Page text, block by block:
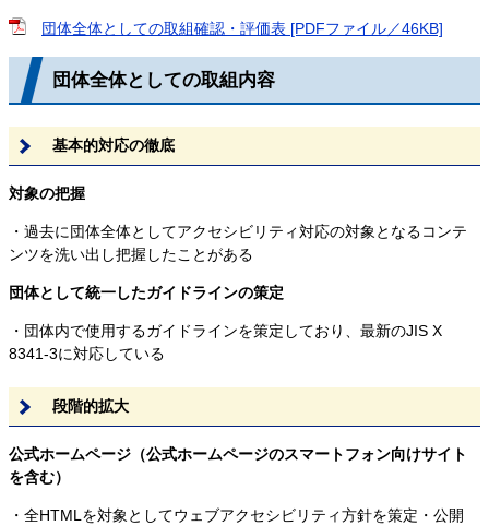
団体全体としての取組確認・評価表 [PDFファイル／46KB]
団体全体としての取組内容
基本的対応の徹底
対象の把握
・過去に団体全体としてアクセシビリティ対応の対象となるコンテ
ンツを洗い出し把握したことがある
団体として統一したガイドラインの策定
・団体内で使用するガイドラインを策定しており、最新のJIS X
8341-3に対応している
段階的拡大
公式ホームページ（公式ホームページのスマートフォン向けサイト
を含む）
・全HTMLを対象としてウェブアクセシビリティ方針を策定・公開